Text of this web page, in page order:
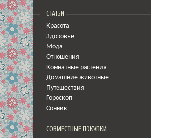
СТАТЬИ
Красота
Здоровье
Мода
Отношения
Комнатные растения
Домашние животные
Путешествия
Гороскоп
Сонник
СОВМЕСТНЫЕ ПОКУПКИ